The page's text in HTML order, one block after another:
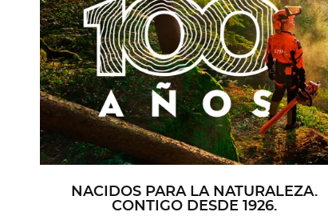
NACIDOS PARA LA NATURALEZA.
CONTIGO DESDE 1926.